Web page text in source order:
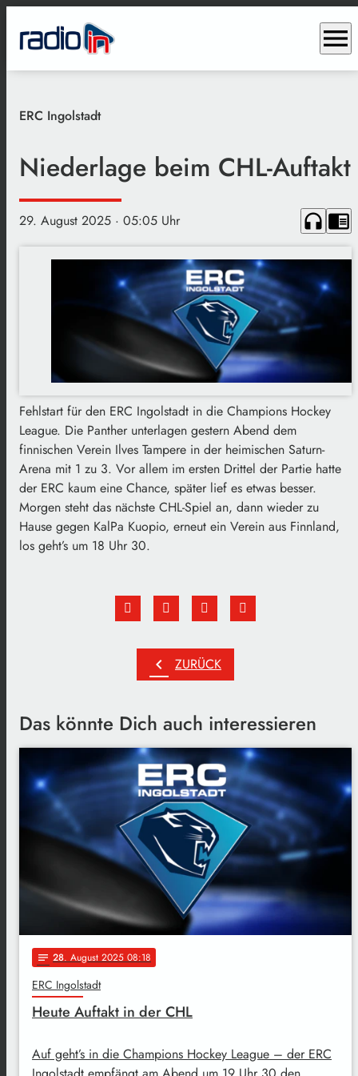
menu
ERC Ingolstadt
Niederlage beim CHL-Auftakt
29. August 2025 · 05:05 Uhr headphones chrome_reader_mode
Fehlstart für den ERC Ingolstadt in die Champions Hockey
League. Die Panther unterlagen gestern Abend dem
finnischen Verein Ilves Tampere in der heimischen Saturn-
Arena mit 1 zu 3. Vor allem im ersten Drittel der Partie hatte
der ERC kaum eine Chance, später lief es etwas besser.
Morgen steht das nächste CHL-Spiel an, dann wieder zu
Hause gegen KalPa Kuopio, erneut ein Verein aus Finnland,
los geht’s um 18 Uhr 30.
chevron_left ZURÜCK
Das könnte Dich auch interessieren
notes 28. August 2025 08:18
ERC Ingolstadt
Heute Auftakt in der CHL
Auf geht’s in die Champions Hockey League – der ERC